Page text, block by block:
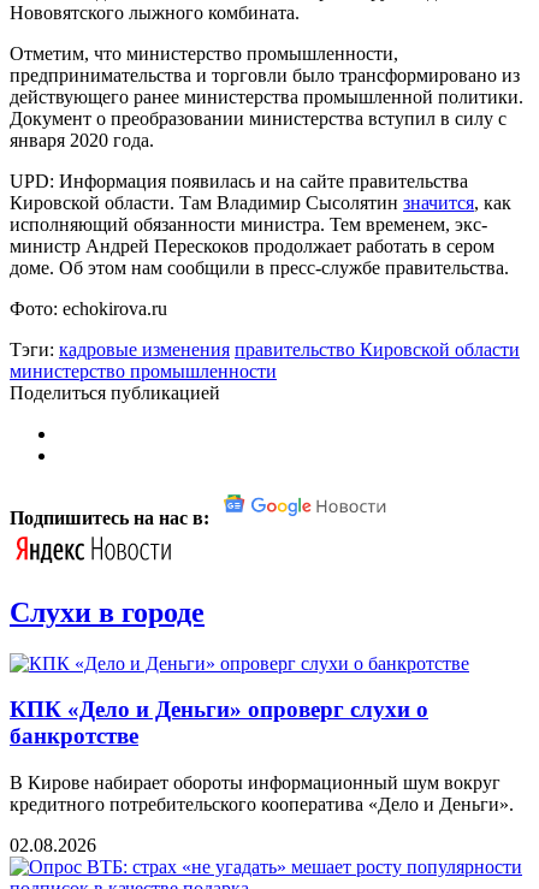
Нововятского лыжного комбината.
Отметим, что министерство промышленности,
предпринимательства и торговли было трансформировано из
действующего ранее министерства промышленной политики.
Документ о преобразовании министерства вступил в силу с
января 2020 года.
UPD: Информация появилась и на сайте правительства
Кировской области. Там Владимир Сысолятин значится, как
исполняющий обязанности министра. Тем временем, экс-
министр Андрей Перескоков продолжает работать в сером
доме. Об этом нам сообщили в пресс-службе правительства.
Фото: echokirova.ru
Тэги: кадровые изменения правительство Кировской области
министерство промышленности
Поделиться публикацией
Подпишитесь на нас в:
Слухи в городе
КПК «Дело и Деньги» опроверг слухи о
банкротстве
В Кирове набирает обороты информационный шум вокруг
кредитного потребительского кооператива «Дело и Деньги».
02.08.2026